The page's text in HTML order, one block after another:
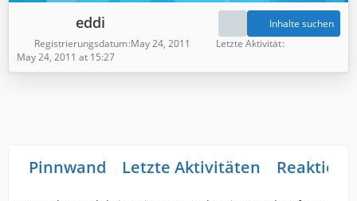
eddi
Inhalte suchen
Registrierungsdatum May 24, 2011
Letzte Aktivität
May 24, 2011 at 15:27
Pinnwand Letzte Aktivitäten